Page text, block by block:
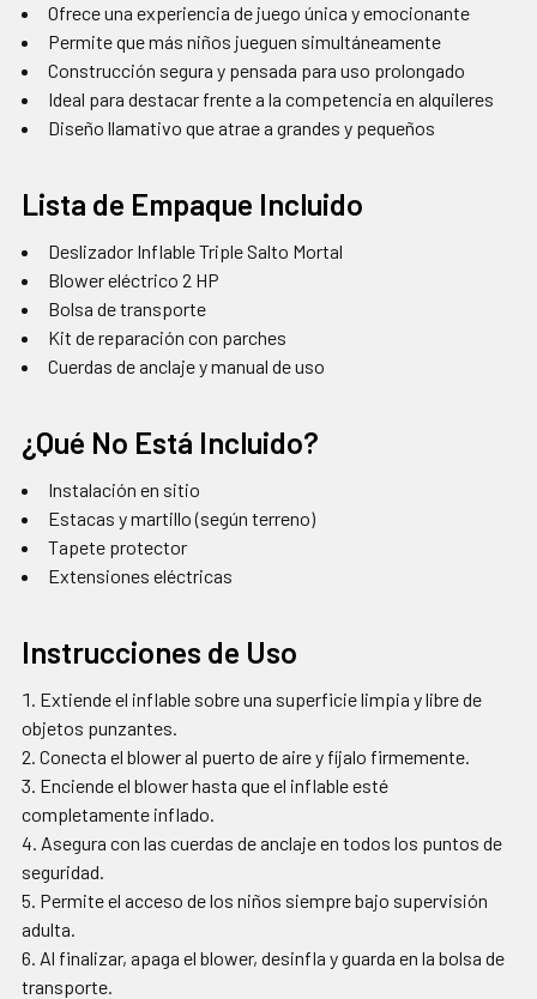
Ofrece una experiencia de juego única y emocionante
Permite que más niños jueguen simultáneamente
Construcción segura y pensada para uso prolongado
Ideal para destacar frente a la competencia en alquileres
Diseño llamativo que atrae a grandes y pequeños
Lista de Empaque Incluido
Deslizador Inflable Triple Salto Mortal
Blower eléctrico 2 HP
Bolsa de transporte
Kit de reparación con parches
Cuerdas de anclaje y manual de uso
¿Qué No Está Incluido?
Instalación en sitio
Estacas y martillo (según terreno)
Tapete protector
Extensiones eléctricas
Instrucciones de Uso
Extiende el inflable sobre una superficie limpia y libre de
objetos punzantes.
Conecta el blower al puerto de aire y fíjalo firmemente.
Enciende el blower hasta que el inflable esté
completamente inflado.
Asegura con las cuerdas de anclaje en todos los puntos de
seguridad.
Permite el acceso de los niños siempre bajo supervisión
adulta.
Al finalizar, apaga el blower, desinfla y guarda en la bolsa de
transporte.